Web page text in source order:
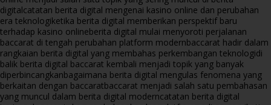
digitalcatatan berita digital mengenai kasino online dan perubahan
era teknologiketika berita digital memberikan perspektif baru
terhadap kasino onlineberita digital mulai menyoroti perjalanan
baccarat di tengah perubahan platform modernbaccarat hadir dalam
rangkaian berita digital yang membahas perkembangan teknologidi
balik berita digital baccarat kembali menjadi topik yang banyak
diperbincangkanbagaimana berita digital mengulas fenomena yang
berkaitan dengan baccaratbaccarat menjadi salah satu pembahasan
yang muncul dalam berita digital moderncatatan berita digital